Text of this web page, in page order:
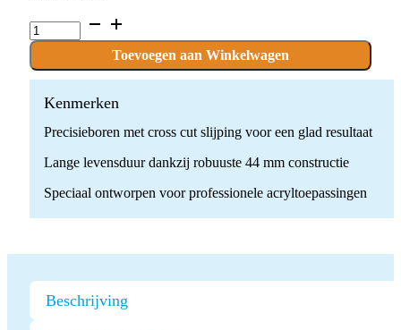
C.79K.104.031
x
boor
quantity
Toevoegen aan Winkelwagen
Kenmerken
Precisieboren met cross cut slijping voor een glad resultaat
Lange levensduur dankzij robuuste 44 mm constructie
Speciaal ontworpen voor professionele acryltoepassingen
Beschrijving